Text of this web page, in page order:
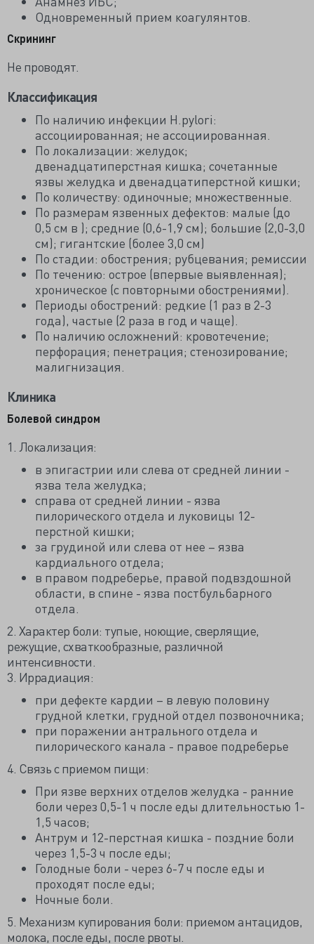
Одновременный прием коагулянтов.
Скрининг
Не проводят.
Классификация
По наличию инфекции H.pylori:
ассоциированная; не ассоциированная.
По локализации: желудок;
двенадцатиперстная кишка; сочетанные
язвы желудка и двенадцатиперстной кишки;
По количеству: одиночные; множественные.
По размерам язвенных дефектов: малые (до
0,5 см в ); средние (0,6-1,9 см); большие (2,0-3,0
см); гигантские (более 3,0 см)
По стадии: обострения; рубцевания; ремиссии
По течению: острое (впервые выявленная);
хроническое (с повторными обострениями).
Периоды обострений: редкие (1 раз в 2-3
года), частые (2 раза в год и чаще).
По наличию осложнений: кровотечение;
перфорация; пенетрация; стенозирование;
малигнизация.
Клиника
Болевой синдром
1. Локализация:
в эпигастрии или слева от средней линии -
язва тела желудка;
справа от средней линии - язва
пилорического отдела и луковицы 12-
перстной кишки;
за грудиной или слева от нее – язва
кардиального отдела;
в правом подреберье, правой подвздошной
области, в спине - язва постбульбарного
отдела.
2. Характер боли: тупые, ноющие, сверлящие,
режущие, схваткообразные, различной
интенсивности.
3. Иррадиация:
при дефекте кардии – в левую половину
грудной клетки, грудной отдел позвоночника;
при поражении антрального отдела и
пилорического канала - правое подреберье
4. Связь с приемом пищи:
При язве верхних отделов желудка - ранние
боли через 0,5-1 ч после еды длительностью 1-
1,5 часов;
Антрум и 12-перстная кишка - поздние боли
через 1,5-3 ч после еды;
Голодные боли - через 6-7 ч после еды и
проходят после еды;
Ночные боли.
5. Механизм купирования боли: приемом антацидов,
молока, после еды, после рвоты.